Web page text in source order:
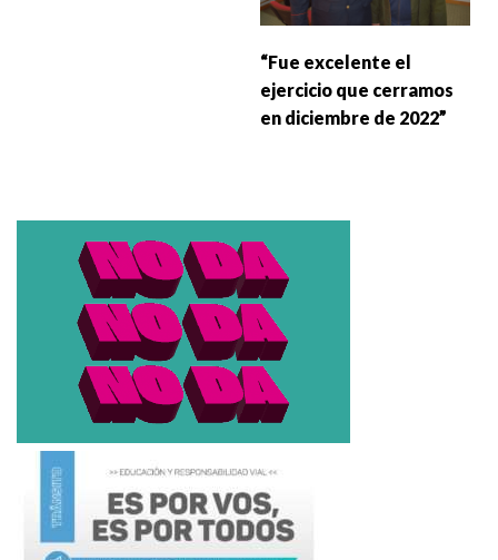
“Fue excelente el
ejercicio que cerramos
en diciembre de 2022”